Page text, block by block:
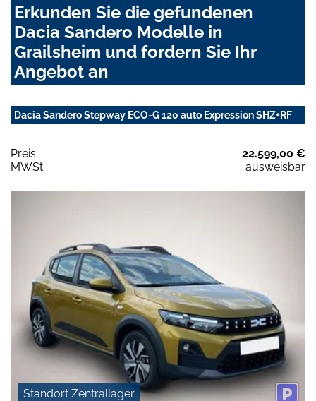
Erkunden Sie die gefundenen
Dacia Sandero Modelle in
Grailsheim und fordern Sie Ihr
Angebot an
Dacia Sandero Stepway ECO-G 120 auto Expression SHZ+RF
Preis:
22.599,00 €
MWSt:
ausweisbar
Standort Zentrallager